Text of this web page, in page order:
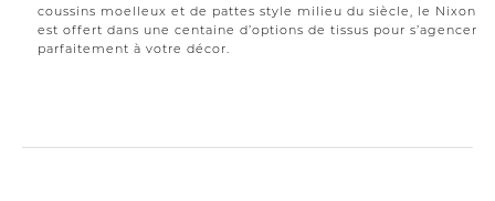
coussins moelleux et de pattes style milieu du siècle, le Nixon
est offert dans une centaine d’options de tissus pour s’agencer
parfaitement à votre décor.